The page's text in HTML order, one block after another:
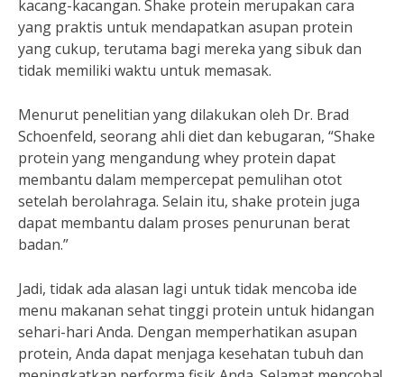
kacang-kacangan. Shake protein merupakan cara
yang praktis untuk mendapatkan asupan protein
yang cukup, terutama bagi mereka yang sibuk dan
tidak memiliki waktu untuk memasak.
Menurut penelitian yang dilakukan oleh Dr. Brad
Schoenfeld, seorang ahli diet dan kebugaran, “Shake
protein yang mengandung whey protein dapat
membantu dalam mempercepat pemulihan otot
setelah berolahraga. Selain itu, shake protein juga
dapat membantu dalam proses penurunan berat
badan.”
Jadi, tidak ada alasan lagi untuk tidak mencoba ide
menu makanan sehat tinggi protein untuk hidangan
sehari-hari Anda. Dengan memperhatikan asupan
protein, Anda dapat menjaga kesehatan tubuh dan